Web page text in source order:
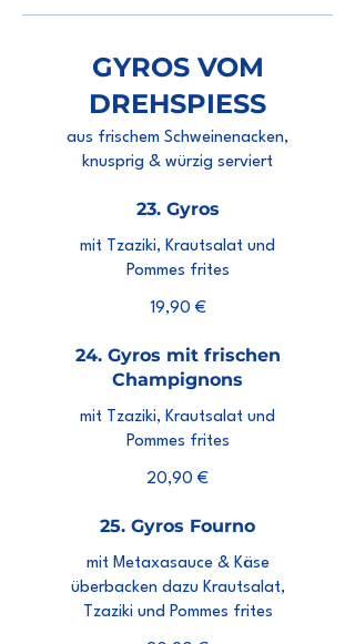
GYROS VOM
DREHSPIESS
aus frischem Schweinenacken,
knusprig & würzig serviert
23. Gyros
mit Tzaziki, Krautsalat und
Pommes frites
19,90 €
24. Gyros mit frischen
Champignons
mit Tzaziki, Krautsalat und
Pommes frites
20,90 €
25. Gyros Fourno
mit Metaxasauce & Käse
überbacken dazu Krautsalat,
Tzaziki und Pommes frites